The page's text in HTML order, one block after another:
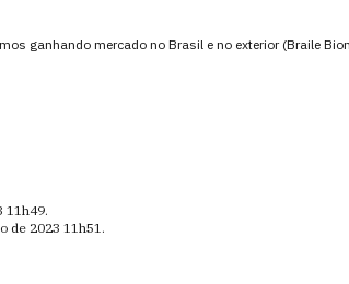
ganhando mercado no Brasil e no exterior (Braile
11h49.
de 2023 11h51.